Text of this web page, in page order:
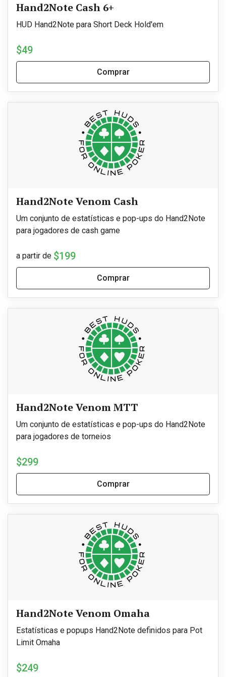
Hand2Note Cash 6+
HUD Hand2Note para Short Deck Hold'em
$49
Comprar
Hand2Note Venom Cash
Um conjunto de estatísticas e pop-ups do Hand2Note
para jogadores de cash game
a partir de $199
Comprar
Hand2Note Venom MTT
Um conjunto de estatísticas e pop-ups do Hand2Note
para jogadores de torneios
$299
Comprar
Hand2Note Venom Omaha
Estatísticas e popups Hand2Note definidos para Pot
Limit Omaha
$249